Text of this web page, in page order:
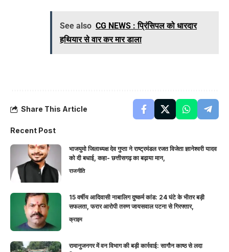
See also CG NEWS : प्रिंसिपल को धारदार
हथियार से वार कर मार डाला
Share This Article
Recent Post
भाजयुमो जिलाध्यक्ष देव गुप्ता ने राष्ट्रमंडल रजत विजेता ज्ञानेश्वरी यादव
को दी बधाई, कहा- छत्तीसगढ़ का बढ़ाया मान,
राजनीति
15 वर्षीय आदिवासी नाबालिग दुष्कर्म कांड: 24 घंटे के भीतर बड़ी
सफलता, फरार आरोपी तरुण जायसवाल पटना से गिरफ्तार,
क्राइम
रामानुजनगर में वन विभाग की बड़ी कार्रवाई: सागौन काष्ठ से लदा